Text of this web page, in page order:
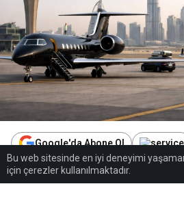
Google'da Abone Ol
0 Paylaş Beğen
Bu web sitesinde en iyi deneyimi
için çerezler kullanılmaktadır.